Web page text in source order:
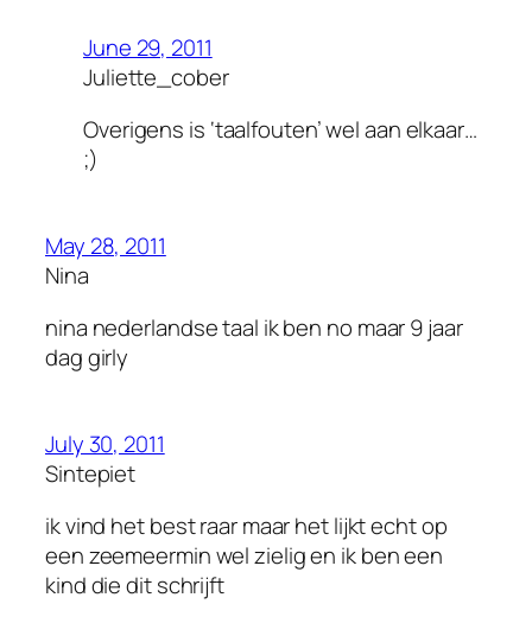
June 29, 2011
Juliette_cober
Overigens is ‘taalfouten’ wel aan elkaar…
;)
May 28, 2011
Nina
nina nederlandse taal ik ben no maar 9 jaar
dag girly
July 30, 2011
Sintepiet
ik vind het best raar maar het lijkt echt op
een zeemeermin wel zielig en ik ben een
kind die dit schrijft